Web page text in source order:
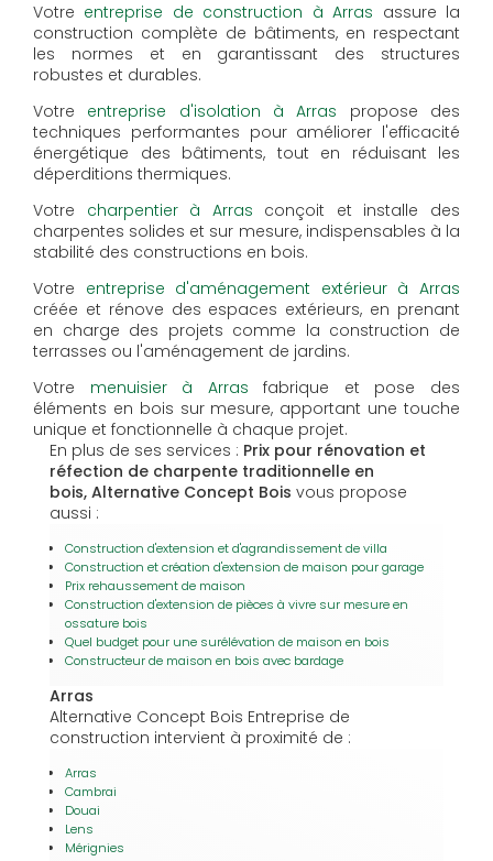
Votre entreprise de construction à Arras assure la
construction complète de bâtiments, en respectant
les normes et en garantissant des structures
robustes et durables.
Votre entreprise d'isolation à Arras propose des
techniques performantes pour améliorer l'efficacité
énergétique des bâtiments, tout en réduisant les
déperditions thermiques.
Votre charpentier à Arras conçoit et installe des
charpentes solides et sur mesure, indispensables à la
stabilité des constructions en bois.
Votre entreprise d'aménagement extérieur à Arras
créée et rénove des espaces extérieurs, en prenant
en charge des projets comme la construction de
terrasses ou l'aménagement de jardins.
Votre menuisier à Arras fabrique et pose des
éléments en bois sur mesure, apportant une touche
unique et fonctionnelle à chaque projet.
En plus de ses services : Prix pour rénovation et
réfection de charpente traditionnelle en
bois, Alternative Concept Bois vous propose
aussi :
Construction d'extension et d'agrandissement de villa
Construction et création d'extension de maison pour garage
Prix rehaussement de maison
Construction d'extension de pièces à vivre sur mesure en
ossature bois
Quel budget pour une surélévation de maison en bois
Constructeur de maison en bois avec bardage
Arras
Alternative Concept Bois Entreprise de
construction intervient à proximité de :
Arras
Cambrai
Douai
Lens
Mérignies